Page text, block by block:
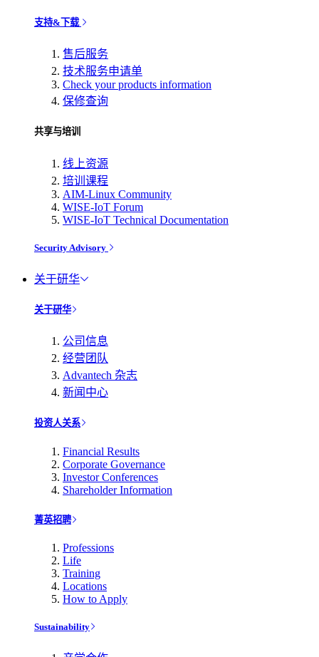
支持&下载
售后服务
技术服务申请单
Check your products information
保修查询
共享与培训
线上资源
培训课程
AIM-Linux Community
WISE-IoT Forum
WISE-IoT Technical Documentation
Security Advisory
关于研华
关于研华
公司信息
经营团队
Advantech 杂志
新闻中心
投资人关系
Financial Results
Corporate Governance
Investor Conferences
Shareholder Information
菁英招聘
Professions
Life
Training
Locations
How to Apply
Sustainability